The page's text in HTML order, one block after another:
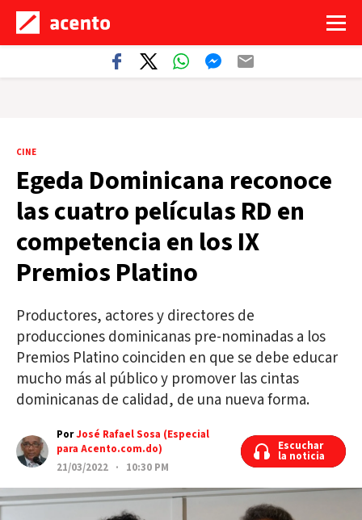
CINE
Egeda Dominicana reconoce
las cuatro películas RD en
competencia en los IX
Premios Platino
Productores, actores y directores de
producciones dominicanas pre-nominadas a los
Premios Platino coinciden en que se debe educar
mucho más al público y promover las cintas
dominicanas de calidad, de una nueva forma.
PorJosé Rafael Sosa (Especial
para Acento.com.do)
21/03/2022 · 10:30 PM
Escuchar
la noticia
Escuchar
la noticia